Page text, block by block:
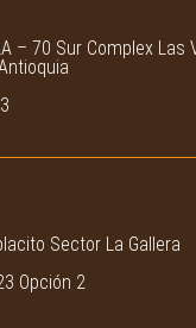
– 70 Sur Complex Las
Sector La Gallera
Opción 2